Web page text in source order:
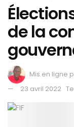
de la
Mis en ligne
23 avril 2022